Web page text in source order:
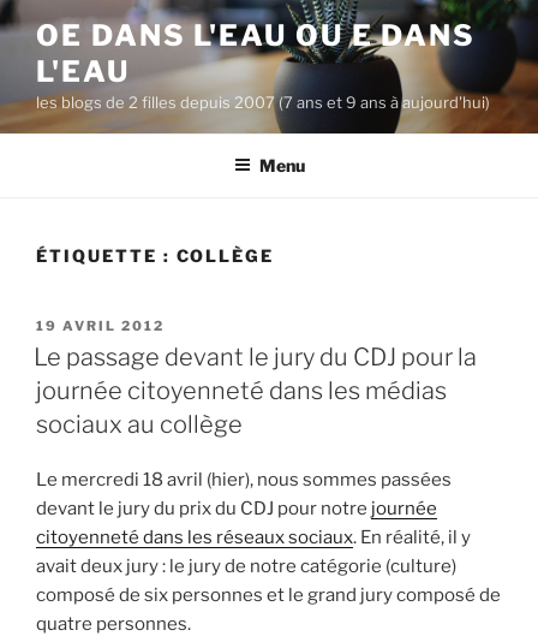
A
e
r
OE DANS L'EAU OU E DANS
L'EAU
les blogs de 2 filles depuis 2007 (7 ans et 9 ans à aujourd'hui)
Menu
ÉTIQUETTE : COLLÈGE
P
U
B
L
É
E
19 AVRIL 2012
Le passage devant le jury du CDJ pour la
journée citoyenneté dans les médias
sociaux au collège
Le mercredi 18 avril (hier), nous sommes passées
devant le jury du prix du CDJ pour notre journée
citoyenneté dans les réseaux sociaux. En réalité, il y
avait deux jury : le jury de notre catégorie (culture)
composé de six personnes et le grand jury composé de
quatre personnes.